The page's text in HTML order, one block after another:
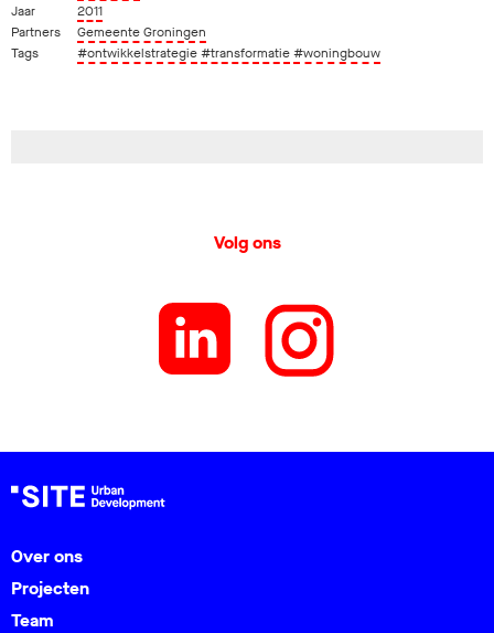
Jaar
2011
Partners
Gemeente Groningen
Tags
#ontwikkelstrategie#transformatie#woningbouw
Volg ons
Over ons
Projecten
Team